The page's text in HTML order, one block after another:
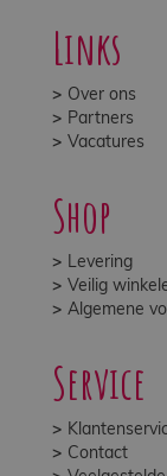
Links
Over ons
Partners
Vacatures
Shop
Levering
Veilig
Algemene
Service
Contact